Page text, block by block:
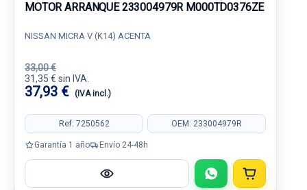
MOTOR ARRANQUE 233004979R M000TD0376ZE
NISSAN MICRA V (K14) ACENTA
33,00 €
31,35 € sin IVA.
37,93 € (IVA incl.)
Ref: 7250562 OEM: 233004979R
Garantía 1 año Envío 24-48h